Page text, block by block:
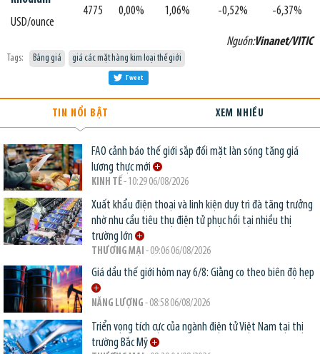
USD/ounce
4775 0,00% 1,06% -0,52% -6,37%
Nguồn:Vinanet/VITIC
Tags: Bảng giá giá các mặt hàng kim loại thế giới
Tweet
TIN NỔI BẬT XEM NHIỀU
FAO cảnh báo thế giới sắp đối mặt làn sóng tăng giá
lương thực mới
KINH TẾ- 10:29 06/08/2026
Xuất khẩu điện thoại và linh kiện duy trì đà tăng trưởng
nhờ nhu cầu tiêu thụ điện tử phục hồi tại nhiều thị
trường lớn
THƯƠNG MẠI - 09:06 06/08/2026
Giá dầu thế giới hôm nay 6/8: Giằng co theo biên độ hẹp
NĂNG LƯỢNG - 08:58 06/08/2026
Triển vọng tích cực của ngành điện tử Việt Nam tại thị
trường Bắc Mỹ